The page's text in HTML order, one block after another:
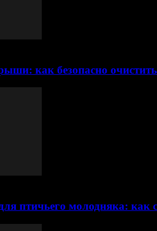
как безопасно
птичьего молодняка: как